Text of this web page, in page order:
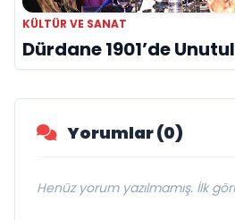
KÜLTÜR VE SANAT
Dürdane 1901’de
Yorumlar (0)
Henüz yorum yazılmamış. İlk